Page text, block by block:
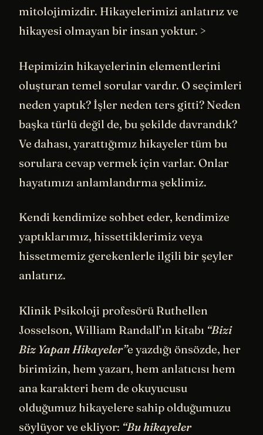
mitolojimizdir. Hikayelerimizi anlatırız ve
hikayesi olmayan bir insan yoktur. >
Hepimizin hikayelerinin elementlerini
oluşturan temel sorular vardır. O seçimleri
neden yaptık? İşler neden ters gitti? Neden
başka türlü değil de, bu şekilde davrandık?
Ve dahası, yarattığımız hikayeler tüm bu
sorulara cevap vermek için varlar. Onlar
hayatımızı anlamlandırma şeklimiz.
Kendi kendimize sohbet eder, kendimize
yaptıklarımız, hissettiklerimiz veya
hissetmemiz gerekenlerle ilgili bir şeyler
anlatırız.
Klinik Psikoloji profesörü Ruthellen
Josselson, William Randall’ın kitabı “Bizi
Biz Yapan Hikayeler”e yazdığı önsözde, her
birimizin, hem yazarı, hem anlatıcısı hem
ana karakteri hem de okuyucusu
olduğumuz hikayelere sahip olduğumuzu
söylüyor ve ekliyor: “Bu hikayeler